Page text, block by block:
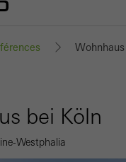
bei Köln
Westphalia